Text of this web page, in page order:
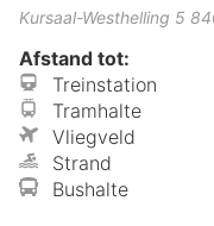
Kursaal-Westhelling 5
Afstand tot:
Treinstation
Tramhalte
Vliegveld
Strand
Bushalte